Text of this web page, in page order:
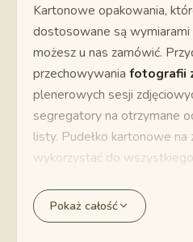
Kartonowe opakowania,
dostosowane są
możesz u nas zamówić.
przechowywania fotografii
plenerowych sesji
segregatory na otrzymane
listy. Pudełko kartonowe na
wykorzystać do
pamiątki. Oferujemy także
DVD, w których
Pokaż całość